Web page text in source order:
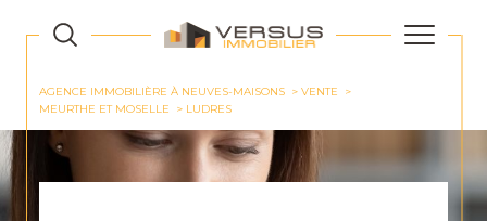
AGENCE IMMOBILIÈRE À NEUVES-MAISONS
VENTE
MEURTHE ET MOSELLE
LUDRES